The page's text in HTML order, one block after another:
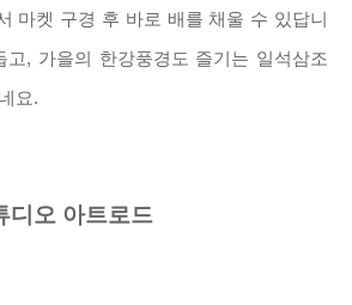
마켓 구경 후 바로 배를 채울 수 있답니
고, 가을의 한강풍경도 즐기는 일석삼조
요.
디오 아트로드